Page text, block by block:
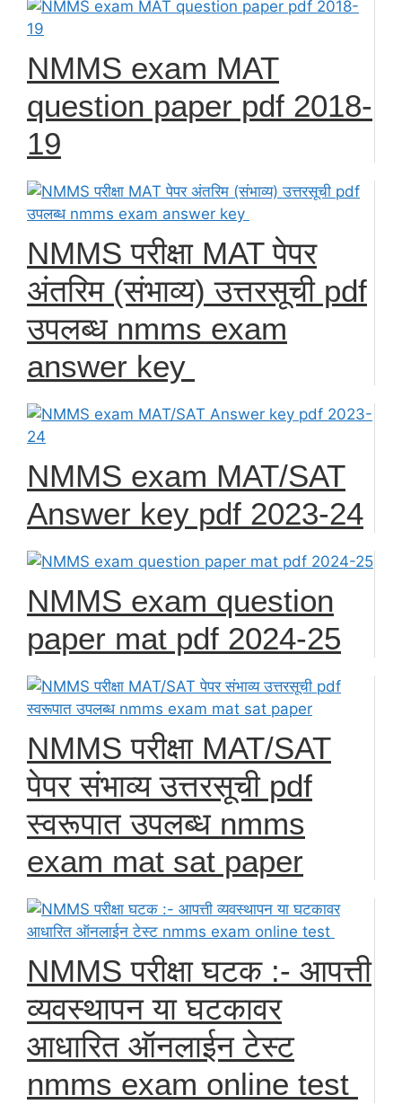
NMMS exam MAT
question paper pdf 2018-
19
NMMS परीक्षा MAT पेपर
अंतरिम (संभाव्य) उत्तरसूची pdf
उपलब्ध nmms exam
answer key
NMMS exam MAT/SAT
Answer key pdf 2023-24
NMMS exam question
paper mat pdf 2024-25
NMMS परीक्षा MAT/SAT
पेपर संभाव्य उत्तरसूची pdf
स्वरूपात उपलब्ध nmms
exam mat sat paper
NMMS परीक्षा घटक :- आपत्ती
व्यवस्थापन या घटकावर
आधारित ऑनलाईन टेस्ट
nmms exam online test